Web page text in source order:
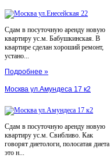
Сдам в посуточную аренду новую
квартиру ус.м. Бабушкинская. В
квартире сделан хороший ремонт,
устано...
Подробнее »
Москва ул.Амундеса 17 к2
Сдам в посуточную аренду новую
квартиру ус.м. Свибливо. Как
говорят диетологи, полосатая диета
это н...